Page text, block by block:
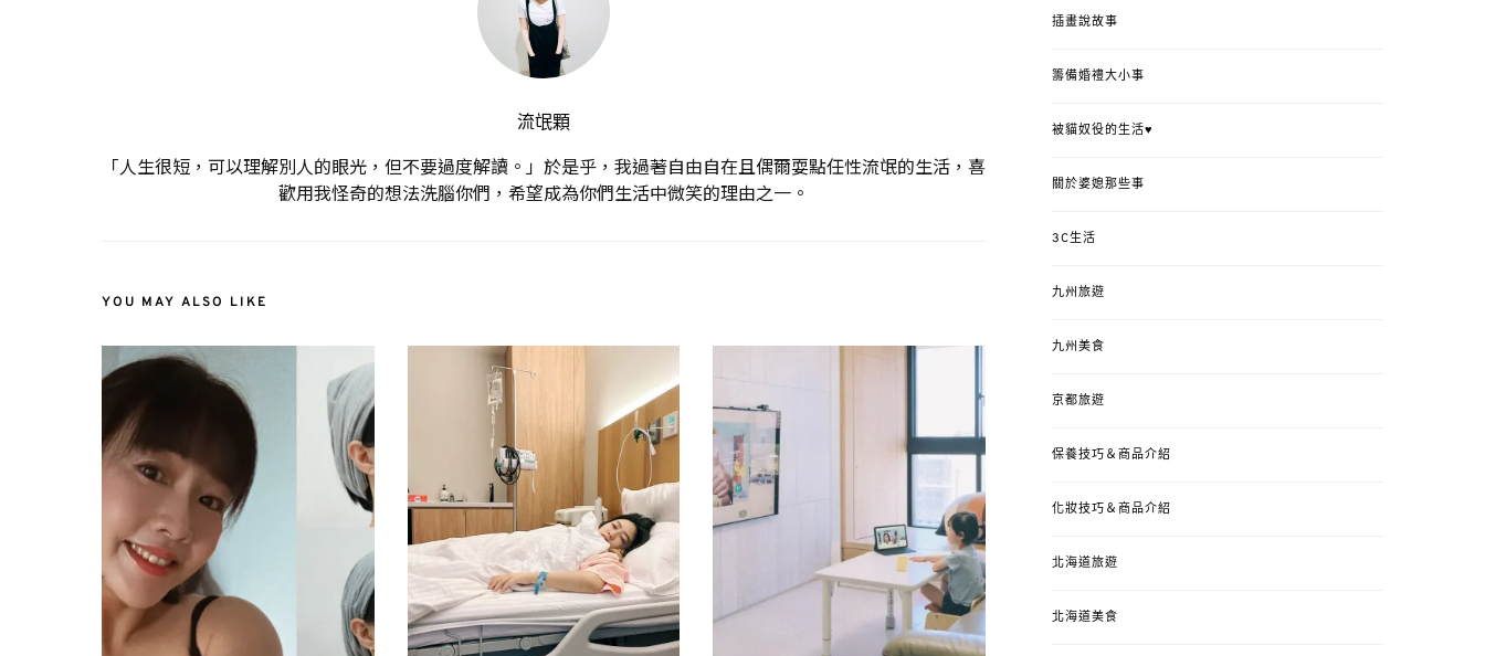
流氓顆
「人生很短，可以理解別人的眼光，但不要過度解讀。」於是乎，我過著自由自在且偶爾耍點任性流氓的生活，喜
歡用我怪奇的想法洗腦你們，希望成為你們生活中微笑的理由之一。
YOU MAY ALSO LIKE
插畫說故事
籌備婚禮大小事
被貓奴役的生活♥
關於婆媳那些事
3C生活
九州旅遊
九州美食
京都旅遊
保養技巧＆商品介紹
化妝技巧＆商品介紹
北海道旅遊
北海道美食